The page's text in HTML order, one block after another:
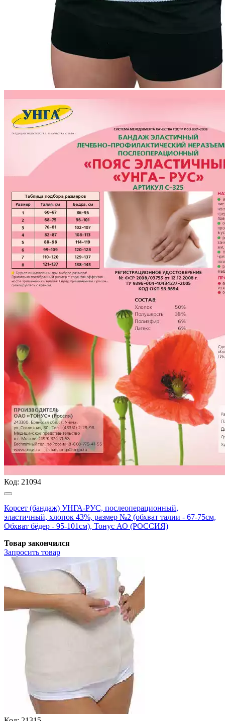
Код: 21094
Корсет (бандаж) УНГА-РУС, послеоперационный,
эластичный, хлопок 43%, размер №2 (обхват талии - 67-75см,
Обхват бёдер - 95-101см), Тонус АО (РОССИЯ)
Товар закончился
Запросить товар